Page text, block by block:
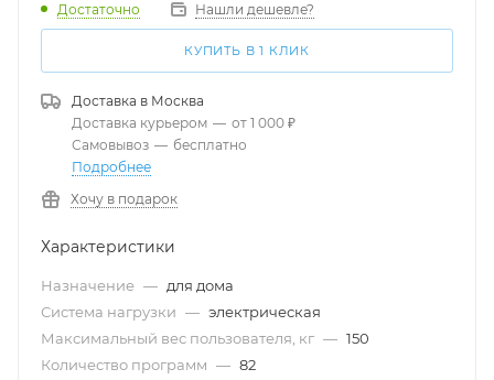
Достаточно Нашли дешевле?
КУПИТЬ В 1 КЛИК
Доставка в Москва
Доставка курьером — от 1 000 ₽
Самовывоз — бесплатно
Подробнее
Хочу в подарок
Характеристики
Назначение — для дома
Система нагрузки — электрическая
Максимальный вес пользователя, кг — 150
Количество программ — 82